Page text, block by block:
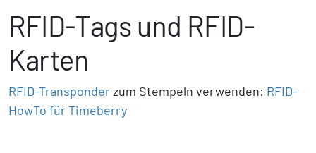
RFID-Tags und RFID-
Karten
RFID-Transponderzum Stempeln verwenden: RFID-
HowTo für Timeberry